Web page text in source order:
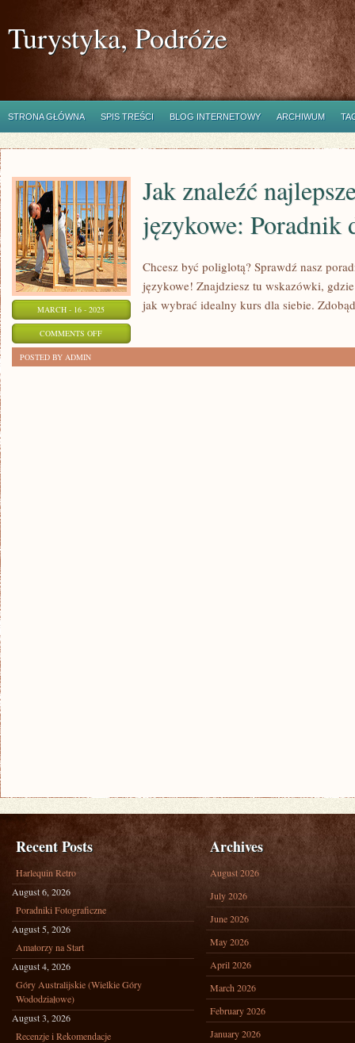
Turystyka, Podróże
STRONA GŁÓWNA SPIS TREŚCI BLOG INTERNETOWY ARCHIWUM
MARCH - 16 - 2025
COMMENTS OFFON
Jak znaleźć
językowe:
Chcesz być poliglotą? Sprawdź nasz
językowe! Znajdziesz tu wskazówki,
jak wybrać idealny kurs dla siebie.
POSTED BY ADMIN
Recent Posts
Harlequin Retro
August 6, 2026
Poradniki Fotograficzne
August 5, 2026
Amatorzy na Start
August 4, 2026
Góry Australijskie (Wielkie Góry
Wododziałowe)
August 3, 2026
Recenzje i Rekomendacje
Archives
August 2026
July 2026
June 2026
May 2026
April 2026
March 2026
February 2026
January 2026